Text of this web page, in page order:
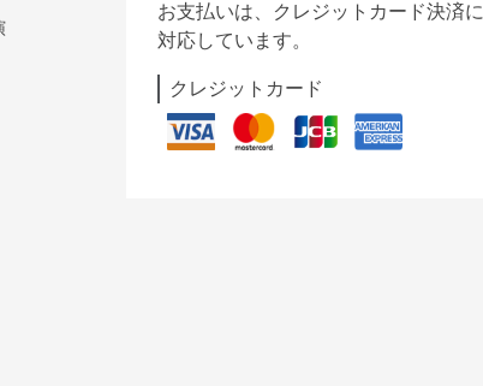
お支払いは、クレジットカード決済に
対応しています。
クレジットカード